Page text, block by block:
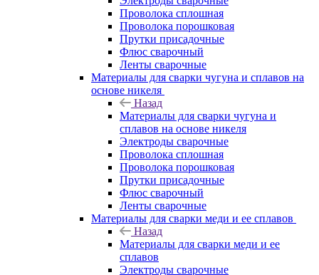
Проволока сплошная
Проволока порошковая
Прутки присадочные
Флюс сварочный
Ленты сварочные
Материалы для сварки чугуна и сплавов на
основе никеля
Назад
Материалы для сварки чугуна и
сплавов на основе никеля
Электроды сварочные
Проволока сплошная
Проволока порошковая
Прутки присадочные
Флюс сварочный
Ленты сварочные
Материалы для сварки меди и ее сплавов
Назад
Материалы для сварки меди и ее
сплавов
Электроды сварочные